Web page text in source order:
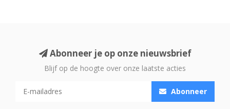
Abonneer je op onze nieuwsbrief
Blijf op de hoogte over onze laatste acties
Abonneer